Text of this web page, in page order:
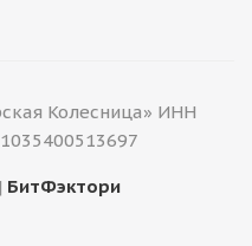
Колесница» ИНН
| БитФэктори